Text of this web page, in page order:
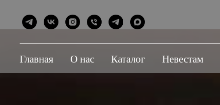
Главная О нас Каталог Невестам